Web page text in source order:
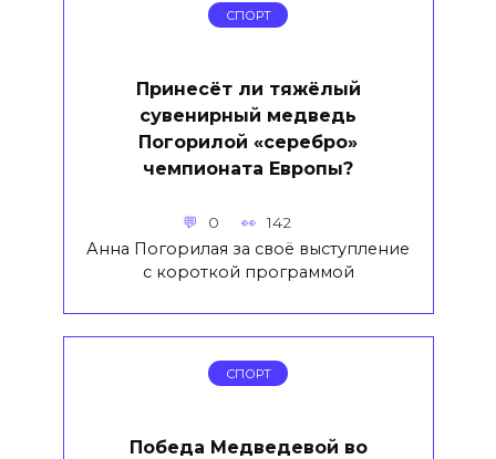
СПОРТ
Принесёт ли тяжёлый
сувенирный медведь
Погорилой «серебро»
чемпионата Европы?
0 142
Анна Погорилая за своё выступление
с короткой программой
СПОРТ
Победа Медведевой во